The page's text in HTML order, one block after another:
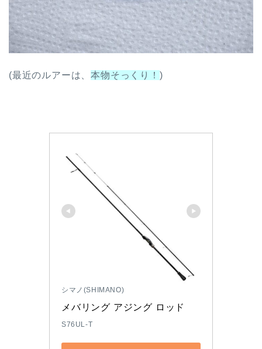
(最近のルアーは、本物そっくり！ )
シマノ(SHIMANO)
メバリング アジング ロッド
S76UL-T